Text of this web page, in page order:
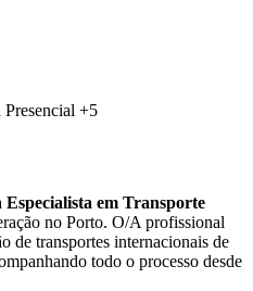
Presencial +5
Especialista em Transporte
no Porto. O/A profissional
de transportes internacionais de
todo o processo desde